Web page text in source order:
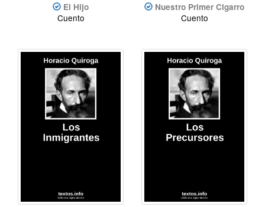
El Hijo
Cuento
Nuestro Primer Cigarro
Cuento